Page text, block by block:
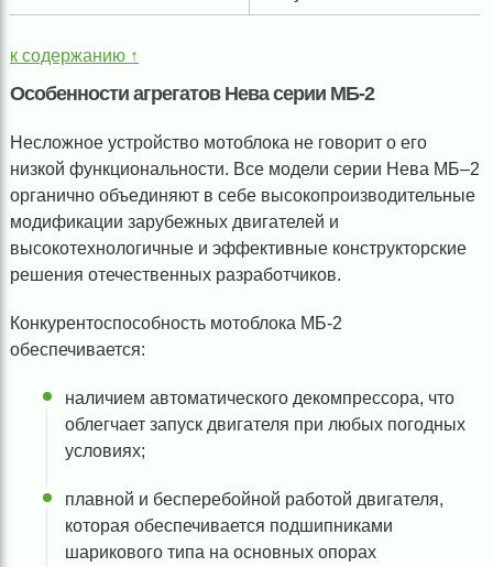
к содержанию ↑
Особенности агрегатов Нева серии МБ-2
Несложное устройство мотоблока не говорит о его
низкой функциональности. Все модели серии Нева МБ–2
органично объединяют в себе высокопроизводительные
модификации зарубежных двигателей и
высокотехнологичные и эффективные конструкторские
решения отечественных разработчиков.
Конкурентоспособность мотоблока МБ-2
обеспечивается:
наличием автоматического декомпрессора, что
облегчает запуск двигателя при любых погодных
условиях;
плавной и бесперебойной работой двигателя,
которая обеспечивается подшипниками
шарикового типа на основных опорах